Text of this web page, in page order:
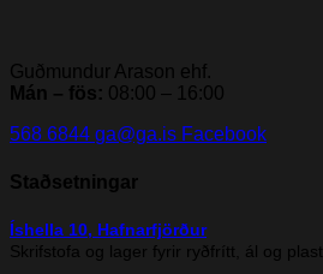
Guðmundur Arason ehf.
Mán – fös: 08:00 – 16:00
568 6844 ga@ga.is Facebook
Staðsetningar
Íshella 10, Hafnarfjörður
Skrifstofa og lager fyrir ryðfrítt, ál og plast.